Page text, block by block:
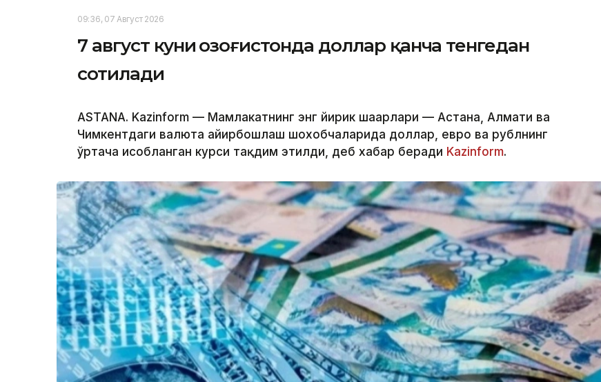
09:36, 07 Август 2026
7 август куни Қозоғистонда доллар қанча тенгедан
сотилади
ASTANA. Kazinform — Мамлакатнинг энг йирик шаҳарлари — Астана, Алмати ва
Чимкентдаги валюта айирбошлаш шохобчаларида доллар, евро ва рублнинг
ўртача ҳисобланган курси тақдим этилди, деб хабар беради Kazinform.